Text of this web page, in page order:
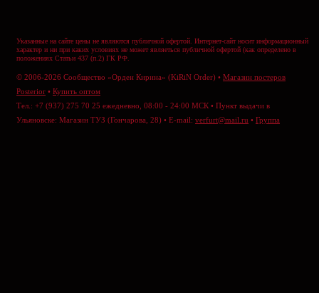
Указанные на сайте цены не являются публичной офертой. Интернет-сайт носит информационный
характер и ни при каких условиях не может являеться публичной офертой (как определено в
положениях Статьи 437 (п.2) ГК РФ.
© 2006-2026 Сообщество «Орден Кирина» (KiRiN Order) • Магазин постеров
Posterior • Купить оптом
Тел.: +7 (937) 275 70 25 ежедневно, 08:00 - 24:00 МСК • Пункт выдачи в
Ульяновске: Магазин ТУЗ (Гончарова, 28) • E-mail: verfurt@mail.ru • Группа